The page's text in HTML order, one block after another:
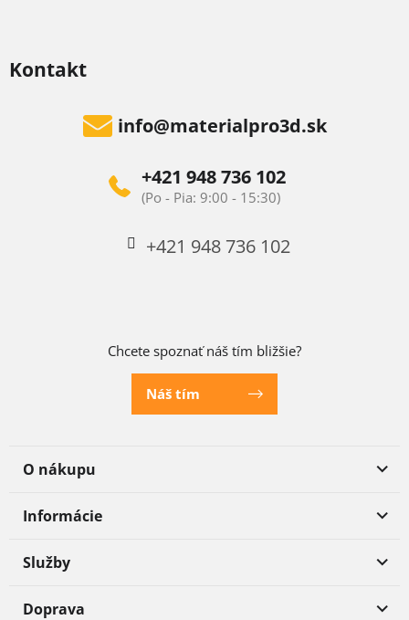
Kontakt
info@materialpro3d.sk
+421 948 736 102
+421 948 736 102
Chcete spoznať náš tím bližšie?
Náš tím
O nákupu
Informácie
Služby
Doprava